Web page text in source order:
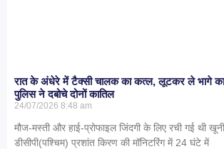
रात के अंधेरे में टैक्सी चालक का कत्ल, लूटकर ले भागे
पुलिस ने दबोचे दोनों कातिल
24/07/2026 8:48 am
मौज-मस्ती और हाई-प्रोफाइल जिंदगी के लिए रची गई थी
डीसीपी(पश्चिम) प्रशांत किरण की मॉनिटरिंग में 24 घंटे में